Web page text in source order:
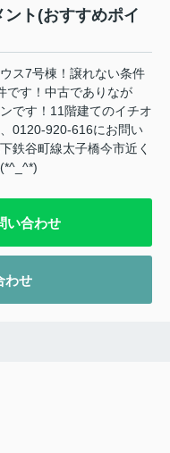
ト(おすすめポイ
ス7号棟！譲れない条件
です！中古でありなが
です！11階建てのイチオ
0120-920-616にお問い
鉄谷町線太子橋今市近く
い合わせ
わせ